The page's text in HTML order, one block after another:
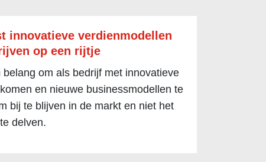
innovatieve verdienmodellen
op een rijtje
belang om als bedrijf met innovatieve
en nieuwe businessmodellen te
bij te blijven in de markt en niet het
delven.